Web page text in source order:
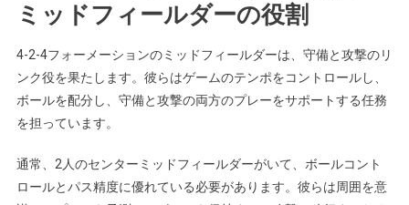
ミッドフィールダーの役割
4-2-4フォーメーションのミッドフィールダーは、守備と攻撃のリ
ンク役を果たします。彼らはゲームのテンポをコントロールし、
ボールを配分し、守備と攻撃の両方のプレーをサポートする任務
を担っています。
通常、2人のセンターミッドフィールダーがいて、ボールコント
ロールとパス精度に優れている必要があります。彼らは周囲を意